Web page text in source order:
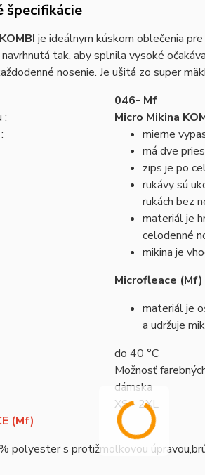
špecifikácie
je ideálnym kúskom oblečenia
tak, aby splnila vysoké
nosenie. Je ušitá zo super
046- Mf
:
Micro Mikina
mierne
má dve
zips je po
rukávy sú
rukách bez
materiál je
celodenné
mikina je
Microfleace
materiál je
a udržuje
do 40 °C
Možnosť
dámska
XS - 2XL
(Mf)
polyester s protižmolkovou